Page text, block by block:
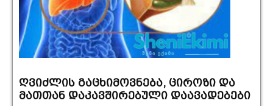
ღვიძლის გაცხიმოვნება, ციროზი და
მათთან დაკავშირებული დაავადებები